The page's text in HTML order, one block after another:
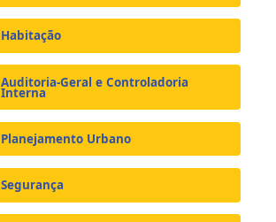
Habitação
Auditoria-Geral e Controladoria
Interna
Planejamento Urbano
Segurança